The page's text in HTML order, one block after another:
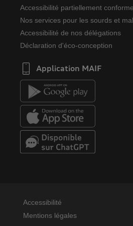
Accessibilité partiellement conforme
Nos services pour les sourds et
Accessibilité de nos délégations
Déclaration d'éco-conception
Application MAIF
Accessibilité
Mentions légales